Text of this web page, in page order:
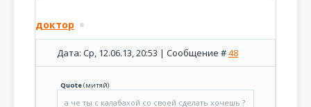
доктор
Дата: Ср, 12.06.13, 20:53 | Сообщение #48
Quote(митяй)
а че ты с калабахой со своей сделать хочешь ?